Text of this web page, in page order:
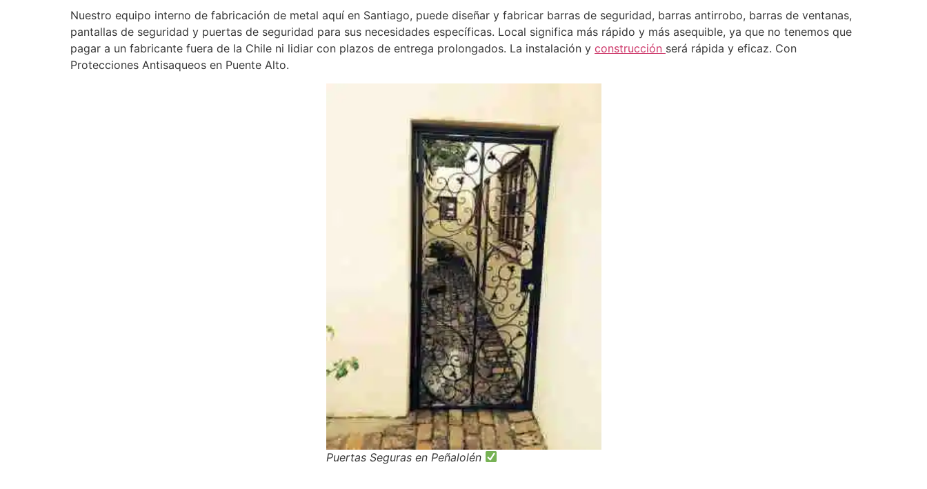
Nuestro equipo interno de fabricación de metal aquí en Santiago, puede diseñar y fabricar barras de seguridad, barras antirrobo, barras de ventanas,
pantallas de seguridad y puertas de seguridad para sus necesidades específicas. Local significa más rápido y más asequible, ya que no tenemos que
pagar a un fabricante fuera de la Chile ni lidiar con plazos de entrega prolongados. La instalación y construcción será rápida y eficaz. Con
Protecciones Antisaqueos en Puente Alto.
Puertas Seguras en Peñalolén